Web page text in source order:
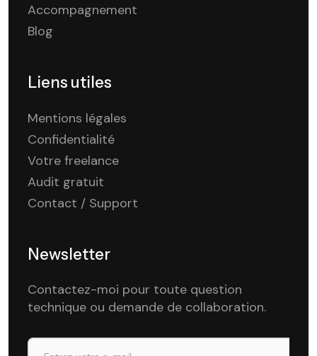
Accompagnement
Blog
Liens utiles
Mentions légales
Confidentialité
Votre freelance
Audit gratuit
Contact / Support
Newsletter
Contactez-moi pour toute question
technique ou demande de collaboration.